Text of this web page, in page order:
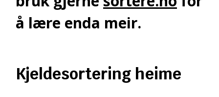
å lære enda meir.
Kjeldesortering heime